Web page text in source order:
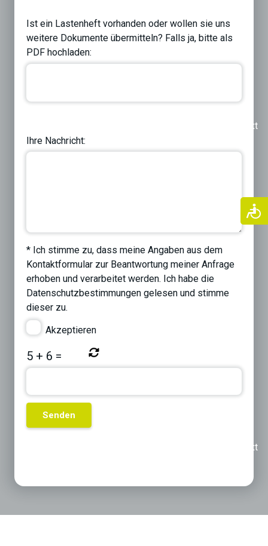
Ist ein Lastenheft vorhanden oder wollen sie uns
weitere Dokumente übermitteln? Falls ja, bitte als
PDF hochladen:
Next
Ihre Nachricht:
* Ich stimme zu, dass meine Angaben aus dem
Kontaktformular zur Beantwortung meiner Anfrage
erhoben und verarbeitet werden. Ich habe die
Datenschutzbestimmungen gelesen und stimme
dieser zu.
Akzeptieren
5 + 6 =
Next